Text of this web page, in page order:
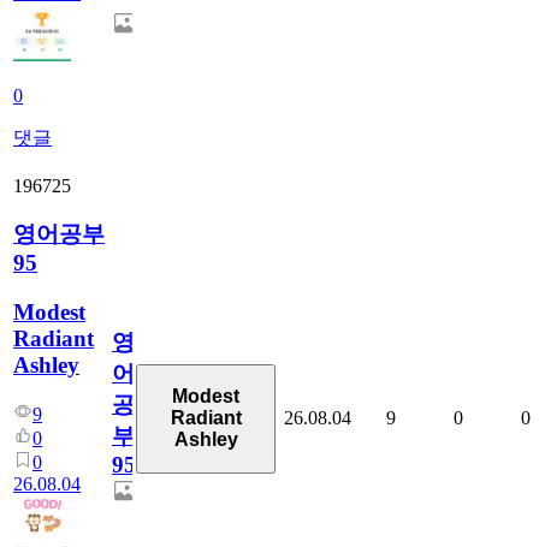
0
댓글
196725
영어공부
95
Modest
Radiant
Ashley
9
0
0
26.08.04
영
어
공
부
95
Modest
Radiant
Ashley
26.08.04 9 0 0